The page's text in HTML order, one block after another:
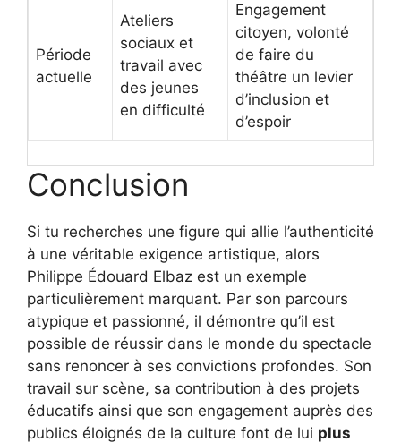
Période
actuelle
Ateliers
sociaux et
travail avec
des jeunes
en difficulté
Engagement
citoyen, volonté
de faire du
théâtre un levier
d’inclusion et
d’espoir
Conclusion
Si tu recherches une figure qui allie l’authenticité
à une véritable exigence artistique, alors
Philippe Édouard Elbaz est un exemple
particulièrement marquant. Par son parcours
atypique et passionné, il démontre qu’il est
possible de réussir dans le monde du spectacle
sans renoncer à ses convictions profondes. Son
travail sur scène, sa contribution à des projets
éducatifs ainsi que son engagement auprès des
publics éloignés de la culture font de lui plus